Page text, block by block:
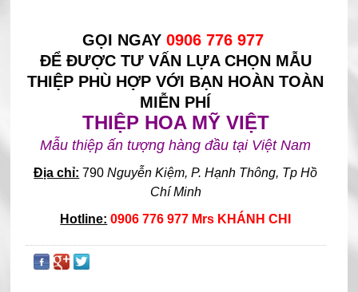
GỌI NGAY0906 776 977
ĐỂ ĐƯỢC TƯ VẤN LỰA CHỌN MẪU
THIỆP PHÙ HỢP VỚI BẠN HOÀN TOÀN
MIỄN PHÍ
THIỆP HOA MỸ VIỆT
Mẫu thiệp ấn tượng hàng đầu tại Việt Nam
Địa chỉ: 790 Nguyễn Kiệm, P. Hạnh Thông, Tp Hồ
Chí Minh
Hotline: 0906 776 977 Mrs KHÁNH CHI